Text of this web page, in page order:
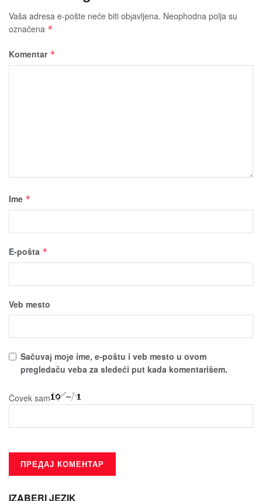
Vaša adresa e-pošte neće biti obјavljena. Neophodna polja su
označena *
Komentar *
Ime *
E-pošta *
Veb mesto
Sačuvaј moјe ime, e-poštu i veb mesto u ovom
pregledaču veba za sledeći put kada komentarišem.
Čovek sam
IZABERI JEZIK